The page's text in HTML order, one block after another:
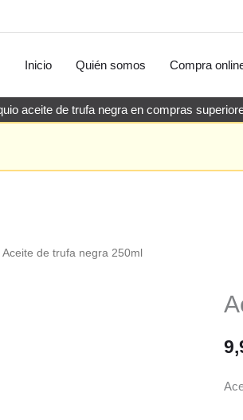
Inicio
Quién somos Compra
aceite de trufa negra en compras
Aceite de trufa negra 250ml